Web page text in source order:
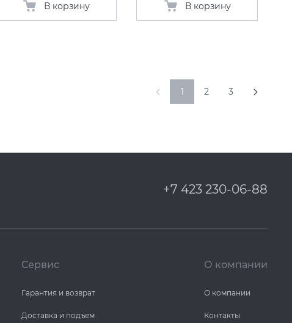
В корзину В корзину
1 2 3
+7 423 230-06-88
Сервис
Гарантия и возврат
Доставка и подъем
О компании
О компании
Контакты